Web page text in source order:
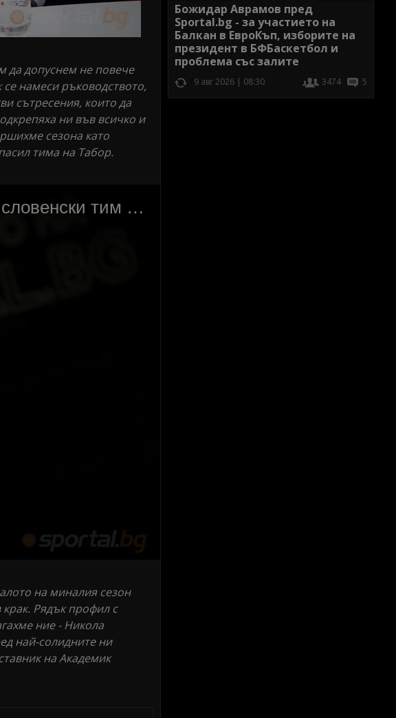
да допуснем не повече
намеси ръководството,
сътресения, които да
ни във всичко и
сезона като
тима на Табор.
на миналия сезон
Рядък профил с
ние - Никола
най-солидните ни
на Академик
Божидар Аврамов пред
Sportal.bg - за участието на
Балкан в ЕвроКъп, изборите на
президент в БФБаскетбол и
проблема със залите
9 авг 2026 | 08:30 3474 5